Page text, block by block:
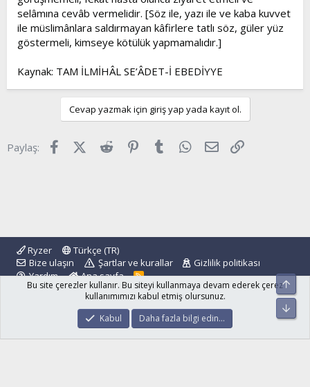
selâmına cevâb vermelidir. [Söz ile, yazı ile ve kaba kuvvet
ile müslimânlara saldırmayan kâfirlere tatlı söz, güler yüz
göstermeli, kimseye kötülük yapmamalıdır.]
Kaynak: TAM İLMİHÂL SE’ÂDET-İ EBEDİYYE
Cevap yazmak için giriş yap yada kayıt ol.
Paylaş: FacebookX (Twitter)
Reddit Pinterest
Tumblr WhatsApp
E-posta
Ryzer
Türkçe (TR)
Bize ulaşın
Şartlar ve kurallar
Gizlilik politikası
Yardım
Ana sayfa
R
S
S
Community platform by XenForo ® © 2010-2024 XenForo Ltd.
© 2001 - 2024
Bu site çerezler kullanır. Bu siteyi kullanmaya devam ederek çerez
kullanımımızı kabul etmiş olursunuz.
Kabul
Daha fazla bilgi edin…
Üst
Alt